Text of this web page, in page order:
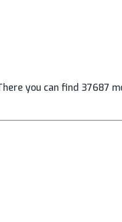
you can find 37687